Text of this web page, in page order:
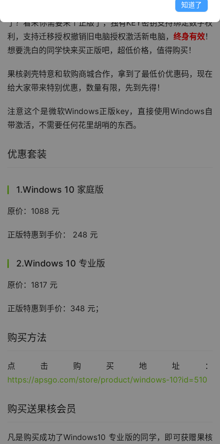
用惯了修改版？每次装机都在找激活工具？一不小心又中毒
了？看来你需要来个正版了，独有KEY密钥支持绑定数字权
利，支持迁移授权撤销旧电脑授权激活新电脑， 终身有效！
想要洗白的同学快来买正版吧，超低价格，值得购买！
果核剥壳特意和软购商城合作，拿到了最低价优惠码，现在
给大家带来特别优惠，数量有限，先到先得！
注意这个是微软Windows正版key，直接使用Windows自
带激活，不需要任何花里胡哨的东西。
优惠套装
1.Windows 10 家庭版
原价：1088 元
正版特惠到手价： 248 元
2.Windows 10 专业版
原价：1817 元
正版特惠到手价：348 元；
购买方法
点击购买地址：
https://apsgo.com/store/product/windows-10?id=510
购买送果核会员
凡是购买成功了Windows10 专业版的同学，即可获赠果核
知道了